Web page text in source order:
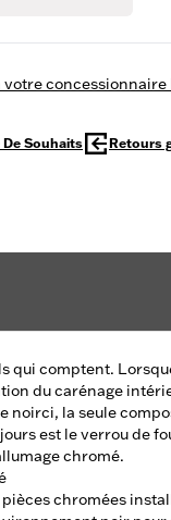
concessionnaire
De Souhaits Retours
qui comptent.
du carénage
noirci, la seule
est le verrou de
chromé.
chromées